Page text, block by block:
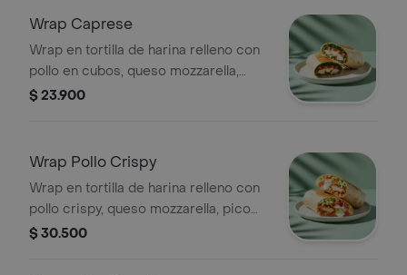
Wrap Caprese
Wrap en tortilla de harina relleno con
pollo en cubos, queso mozzarella,
tomate, espinaca y pesto.
$ 23.900
Wrap Pollo Crispy
Wrap en tortilla de harina relleno con
pollo crispy, queso mozzarella, pico
de gallo, lechuga y salsa ranch.
$ 30.500